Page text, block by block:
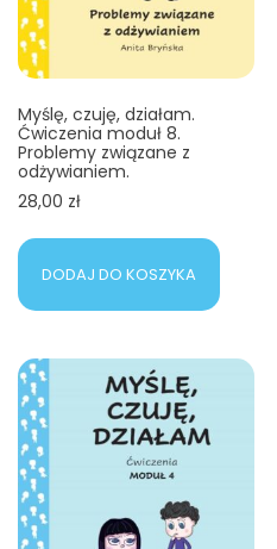
Myślę, czuję, działam.
Ćwiczenia moduł 8.
Problemy związane z
odżywianiem.
28,00 zł
DODAJ DO KOSZYKA